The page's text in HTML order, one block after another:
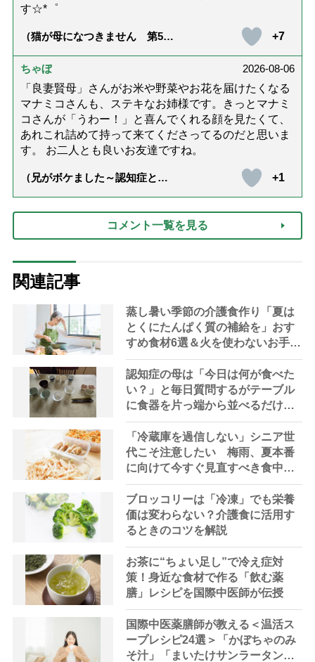
す☆*゜
（猫が母になつきません 第500
+7
ちゃぼ
2026-08-06
「良妻賢母」さんがお米や野菜やお花を届けたくなる
マナミコさんも、ステキなお姉様です。きっとマナミ
コさんが「うわー！」と喜んでくれる顔を見たくて、
あれこれ詰めて持って来てくださってるのだと思いま
す。 お二人とも良いお友達ですね。
（兄がボケました～認知症と介
達』が届きました」）
+1
コメント一覧を見る
関連記事
蒸し暑い季節の介護食作り「夏は
とくにたんぱく質の補給を」おす
すめ食材6選＆火を使わないお手軽
レシピ3選【管理栄養士提案】
認知症の母は「今日は何が食べた
い？」と毎日質問するがテーブル
に食器を片っ端から並べるだけ―
困った息子の対処法とものがない
現在の台所の意味
「冷蔵庫を過信しない」シニア世
代こそ注意したい 梅雨、夏本番
に向けて今すぐ見直すべき食中毒
対策を家事アドバイザーが指南
ブロッコリーは「冷凍」でも栄養
価は変わらない？介護食に活用す
るときのコツを解説
お茶に“ちょい足し”で冷え症対
策！身近な食材で作る「飲む薬
膳」レシピを国際中医師が伝授
国際中医薬膳師が教える＜温活ス
ープレシピ24選＞「かぼちゃのみ
そ汁」「まいたけサンラータン」